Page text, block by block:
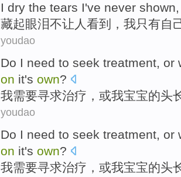
I dry the tears I've never shown
藏起眼泪不让人 看到 ， 我只有自
youdao
Do I need to seek treatment, or
on it's own?
我需要寻求治疗 ， 或我宝宝的头
youdao
Do I need to seek treatment, or
on it's own?
我需要寻求治疗 ， 或我宝宝的头